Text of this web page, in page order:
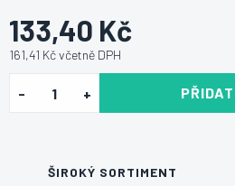
133,40 Kč
161,41 Kč včetně DPH
ŠIROKÝ SORTIMENT